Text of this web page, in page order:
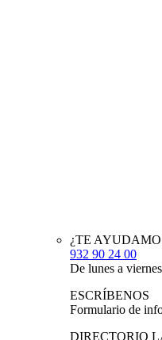
¿TE
932 90 24 00
De lunes a
ESCRÍBENOS
Formulario de
DIRECTORIO